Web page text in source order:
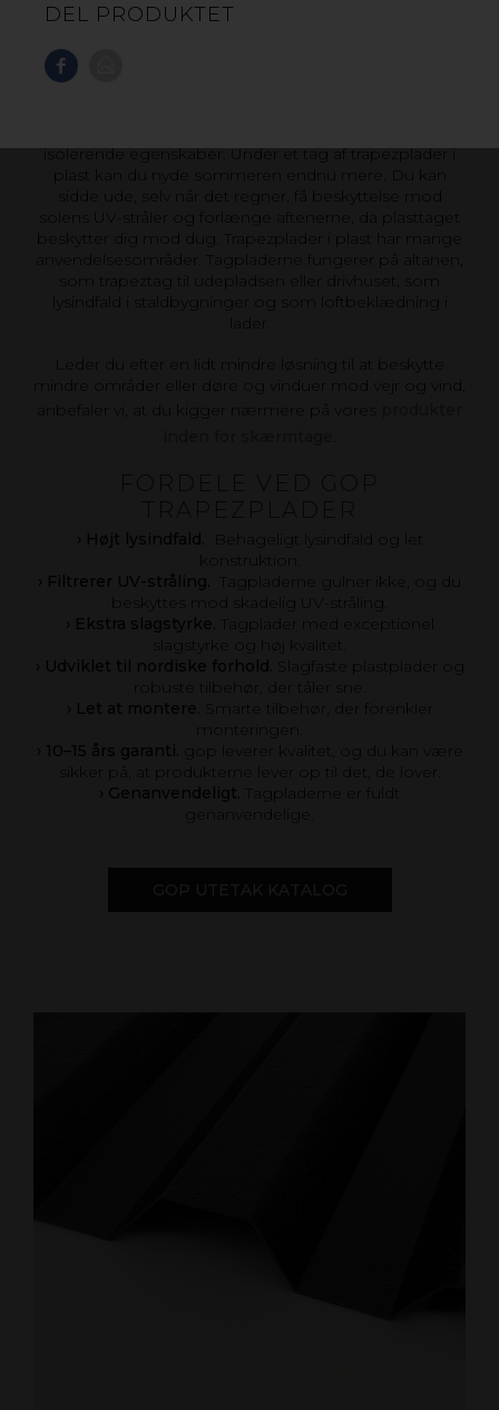
DEL PRODUKTET
Trapezplader i plast er et fremragende valg, hvis du
isolerende egenskaber. Under et tag af trapezplader i
plast kan du nyde sommeren endnu mere. Du kan
sidde ude, selv når det regner, få beskyttelse mod
solens UV-stråler og forlænge aftenerne, da plasttaget
beskytter dig mod dug. Trapezplader i plast har mange
anvendelsesområder. Tagpladerne fungerer på altanen,
som trapeztag til udepladsen eller drivhuset, som
lysindfald i staldbygninger og som loftbeklædning i
lader.
Leder du efter en lidt mindre løsning til at beskytte
mindre områder eller døre og vinduer mod vejr og vind,
anbefaler vi, at du kigger nærmere på vores
Højt lysindfald.
Behageligt lysindfald og let
konstruktion.
› Filtrerer UV-stråling.
Tagpladerne gulner ikke, og du
beskyttes mod skadelig UV-stråling.
› Ekstra slagstyrke.
Tagplader med exceptionel
slagstyrke og høj kvalitet.
› Udviklet til nordiske forhold.
Slagfaste plastplader og
robuste tilbehør, der tåler sne.
› Let at montere.
Smarte tilbehør, der forenkler
monteringen.
› 10–15 års garanti.
gop leverer kvalitet, og du kan være
sikker på, at produkterne lever op til det, de lover.
› Genanvendeligt.
Tagpladerne er fuldt
genanvendelige.